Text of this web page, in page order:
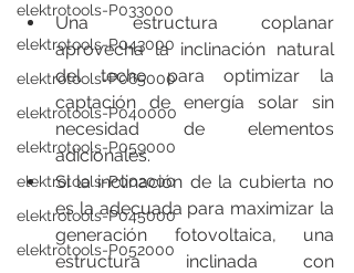
elektrotools-P033000
elektrotools-P043000
elektrotools-P065000
elektrotools-P040000
elektrotools-P059000
elektrotools-P002000
elektrotools-P045000
elektrotools-P052000
Una estructura coplanar
aprovecha la inclinación natural
del techo para optimizar la
captación de energía solar sin
necesidad de elementos
adicionales.
Si la inclinación de la cubierta no
es la adecuada para maximizar la
generación fotovoltaica, una
estructura inclinada con